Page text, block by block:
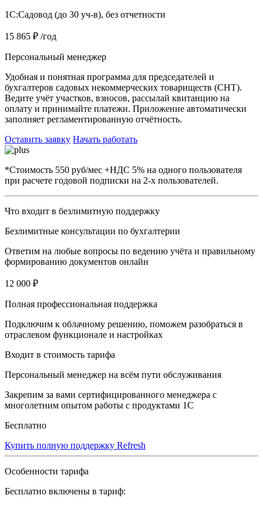
1C:Садовод (до 30 уч-в), без отчетности
15 865 ₽ /год
Персональный менеджер
Удобная и понятная программа для председателей и
бухгалтеров садовых некоммерческих товариществ (СНТ).
Ведите учёт участков, взносов, рассылай квитанцию на
оплату и принимайте платежи. Приложение автоматически
заполняет регламентированную отчётность.
Оставить заявку Начать работать
*Стоимость 550 руб/мес +НДС 5% на одного пользователя
при расчете годовой подписки на 2-х пользователей.
Что входит в безлимитную поддержку
Безлимитные консультации по бухгалтерии
Ответим на любые вопросы по ведению учёта и правильному
формированию документов онлайн
12 000 ₽
Полная профессиональная поддержка
Подключим к облачному решению, поможем разобраться в
отраслевом функционале и настройках
Входит в стоимость тарифа
Персональный менеджер на всём пути обслуживания
Закрепим за вами сертифицированного менеджера с
многолетним опытом работы с продуктами 1С
Бесплатно
Купить полную поддержку Refresh
Особенности тарифа
Бесплатно включены в тариф: